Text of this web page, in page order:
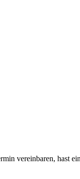
vereinbaren, hast